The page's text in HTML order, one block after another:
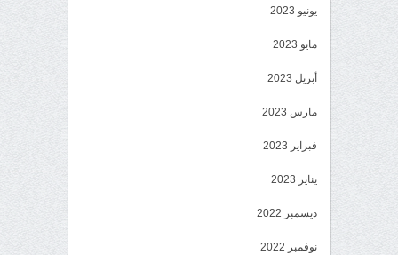
يونيو 2023
مايو 2023
أبريل 2023
مارس 2023
فبراير 2023
يناير 2023
ديسمبر 2022
نوفمبر 2022